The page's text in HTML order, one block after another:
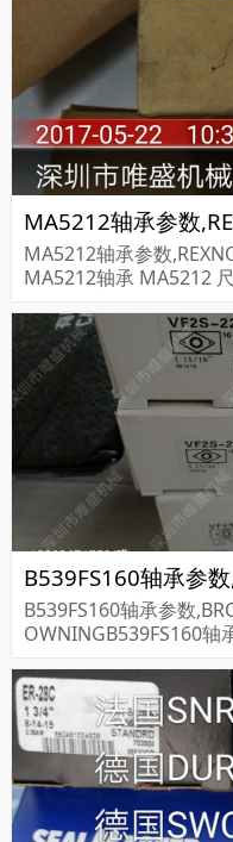
MA5212轴承参数
MA5212轴承参数
MA5212轴承 MA5212
B539FS160轴承参数
OWNINGB539FS160轴
S160...